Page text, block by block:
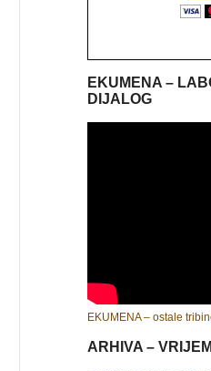
EKUMENA –
DIJALOG
EKUMENA – ostale
ARHIVA –